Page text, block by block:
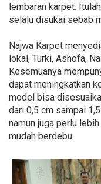
lembaran karpet.
selalu disukai sebab
Najwa Karpet
lokal, Turki, Ashofa,
Kesemuanya
dapat meningkatkan
model bisa
dari 0,5 cm sampai
namun juga perlu
mudah berdebu.